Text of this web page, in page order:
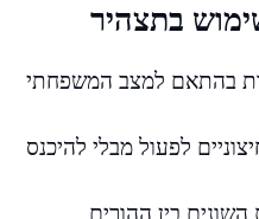
בתצהיר
בהתאם למצב המשפחתי
לפעול מבלי להיכנס
בין ההורים